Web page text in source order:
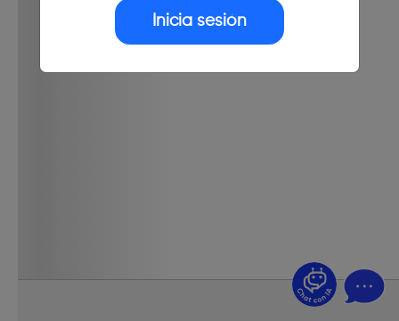
Inicia sesión